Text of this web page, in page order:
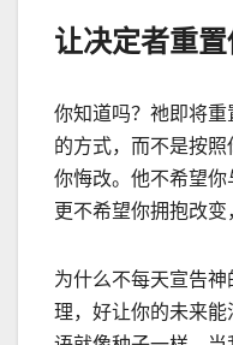
让决定者重
你知道吗？祂即将
的方式，而不是按
你悔改。他不希望
更不希望你拥抱改变
为什么不每天宣告
理，好让你的未来